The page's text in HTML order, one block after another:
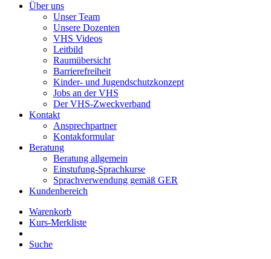
Über uns
Unser Team
Unsere Dozenten
VHS Videos
Leitbild
Raumübersicht
Barrierefreiheit
Kinder- und Jugendschutzkonzept
Jobs an der VHS
Der VHS-Zweckverband
Kontakt
Ansprechpartner
Kontakformular
Beratung
Beratung allgemein
Einstufung-Sprachkurse
Sprachverwendung gemäß GER
Kundenbereich
Warenkorb
Kurs-Merkliste
Suche